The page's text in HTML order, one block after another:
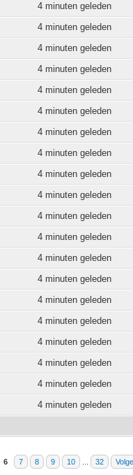
4 minuten geleden
4 minuten geleden
4 minuten geleden
4 minuten geleden
4 minuten geleden
4 minuten geleden
4 minuten geleden
4 minuten geleden
4 minuten geleden
4 minuten geleden
4 minuten geleden
4 minuten geleden
4 minuten geleden
4 minuten geleden
4 minuten geleden
4 minuten geleden
4 minuten geleden
4 minuten geleden
4 minuten geleden
4 minuten geleden
6 7 8 9 10 32